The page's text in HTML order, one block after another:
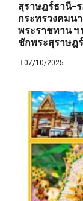
สุราษฎร์ธานี-
กระทรวงคมน
พระราชทาน ฯ
ชักพระสุราษฎ
07/10/2025